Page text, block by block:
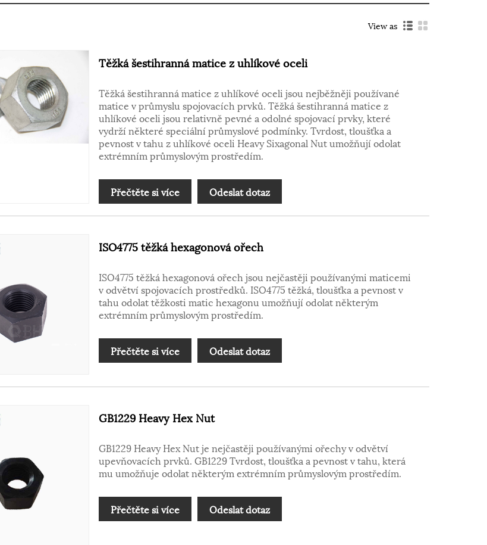
View as
Těžká šestihranná matice z uhlíkové oceli
Těžká šestihranná matice z uhlíkové oceli jsou nejběžněji používané
matice v průmyslu spojovacích prvků. Těžká šestihranná matice z
uhlíkové oceli jsou relativně pevné a odolné spojovací prvky, které
vydrží některé speciální průmyslové podmínky. Tvrdost, tloušťka a
pevnost v tahu z uhlíkové oceli Heavy Sixagonal Nut umožňují odolat
extrémním průmyslovým prostředím.
Přečtěte si více Odeslat dotaz
ISO4775 těžká hexagonová ořech
ISO4775 těžká hexagonová ořech jsou nejčastěji používanými maticemi
v odvětví spojovacích prostředků. ISO4775 těžká, tloušťka a pevnost v
tahu odolat těžkosti matic hexagonu umožňují odolat některým
extrémním průmyslovým prostředím.
Přečtěte si více Odeslat dotaz
GB1229 Heavy Hex Nut
GB1229 Heavy Hex Nut je nejčastěji používanými ořechy v odvětví
upevňovacích prvků. GB1229 Tvrdost, tloušťka a pevnost v tahu, která
mu umožňuje odolat některým extrémním průmyslovým prostředím.
Přečtěte si více Odeslat dotaz